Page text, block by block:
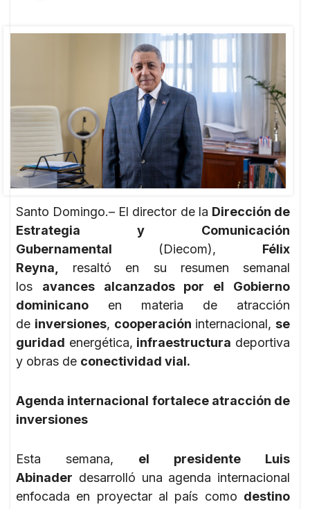
Santo Domingo.– El director de la Dirección de
Estrategia y Comunicación
Gubernamental (Diecom), Félix
Reyna,
resaltó en su resumen semanal
los avances alcanzados por el Gobierno
dominicano en materia de atracción
de inversiones, cooperación internacional, se
guridad energética, infraestructura deportiva
y obras de conectividad vial.
Agenda internacional fortalece atracción de
inversiones
Esta semana, el presidente Luis
Abinader desarrolló una agenda internacional
enfocada en proyectar al país como destino